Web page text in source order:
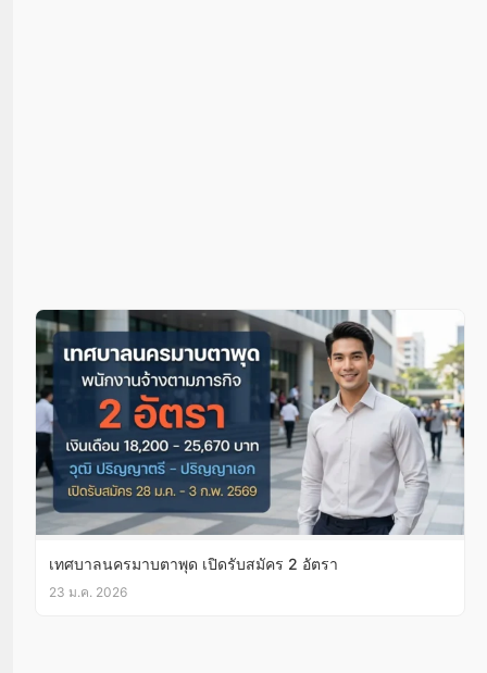
เทศบาลนครมาบตาพุด เปิดรับสมัคร 2 อัตรา
23 ม.ค. 2026